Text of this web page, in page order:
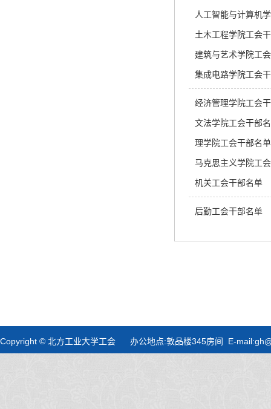
人工智能与计算机
土木工程学院工会
建筑与艺术学院工
集成电路学院工会
经济管理学院工会
文法学院工会干部
理学院工会干部名单
马克思主义学院工
机关工会干部名单
后勤工会干部名单
Copyright © 北方工业大学工会 办公地点:敦品楼345房间 E-